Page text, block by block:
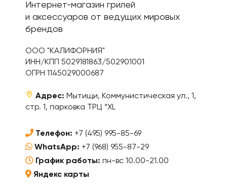
Интернет-магазин грилей
и аксессуаров от ведущих мировых
брендов
ООО "КАЛИФОРНИЯ"
ИНН/КПП 5029181863/502901001
ОГРН 1145029000687
Адрес: Мытищи, Коммунистическая ул., 1,
стр. 1, парковка ТРЦ “XL
Телефон: +7 (495) 995-85-69
WhatsApp: +7 (968) 955-87-29
График работы: пн-вс 10.00-21.00
Яндекс карты